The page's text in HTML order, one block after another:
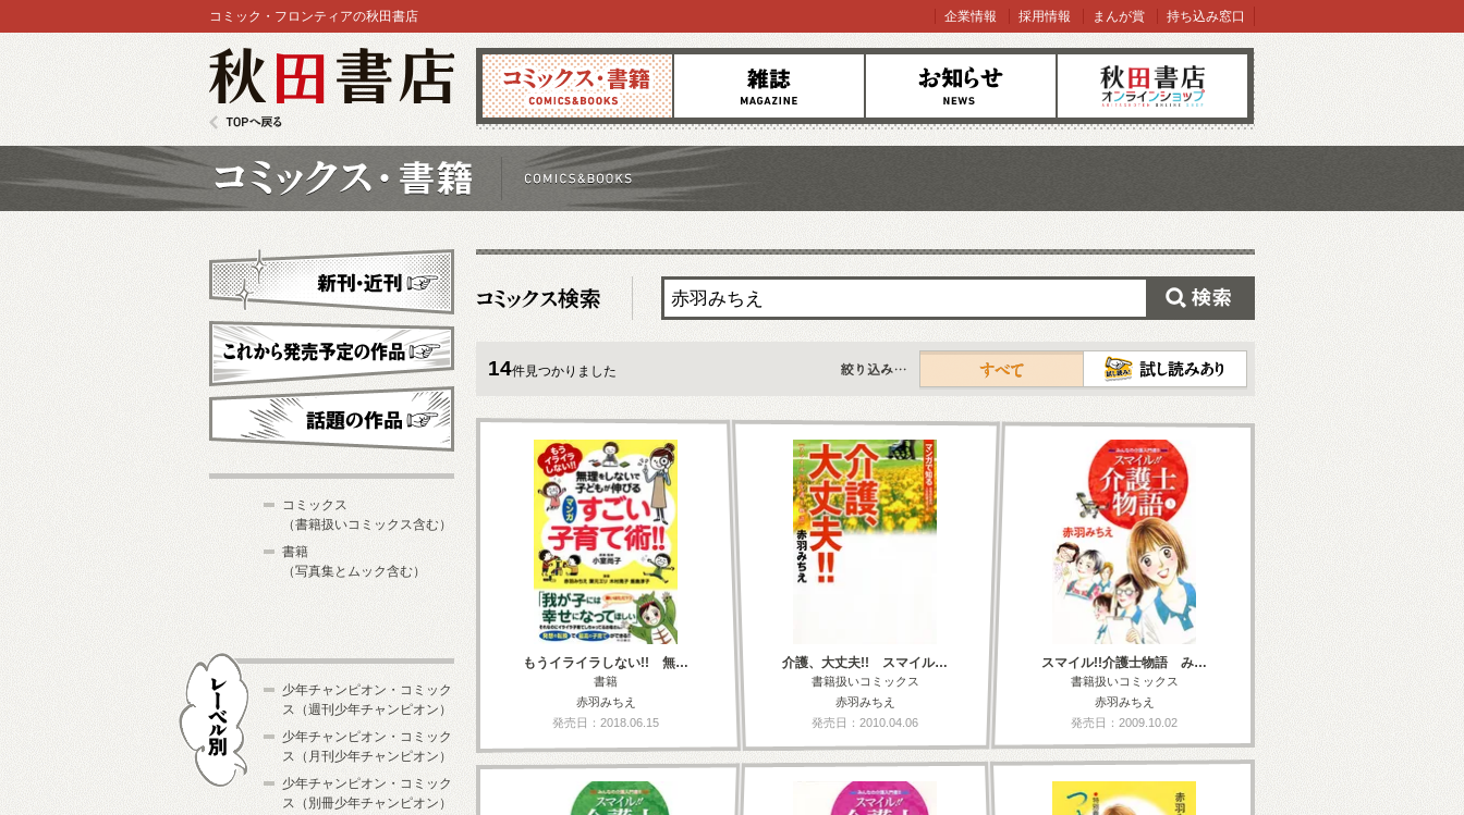
コミックス 雑誌 お知らせ オンラインショップ
コミック・フロンティアの秋田書店 企業情報 採用情報 まんが賞 持ち込み窓口
14件見つかりました
すべて
もうイライラしない!! 無…
書籍
赤羽みちえ
発売日：2018.06.15
介護、大丈夫!! スマイル…
書籍扱いコミックス
赤羽みちえ
発売日：2010.04.06
スマイル!!介護士物語 み…
書籍扱いコミックス
赤羽みちえ
発売日：2009.10.02
新刊・近刊
これから発売予定
コミックス
（書籍扱いコミックス含む）
書籍
（写真集とムック含む）
少年チャンピオン・コミック
ス（週刊少年チャンピオン）
少年チャンピオン・コミック
ス（月刊少年チャンピオン）
少年チャンピオン・コミック
ス（別冊少年チャンピオン）